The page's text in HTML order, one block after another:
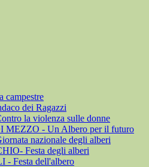
campestre
dei Ragazzi
la violenza sulle donne
MEZZO - Un Albero per il futuro
nazionale degli alberi
Festa degli alberi
- Festa dell'albero